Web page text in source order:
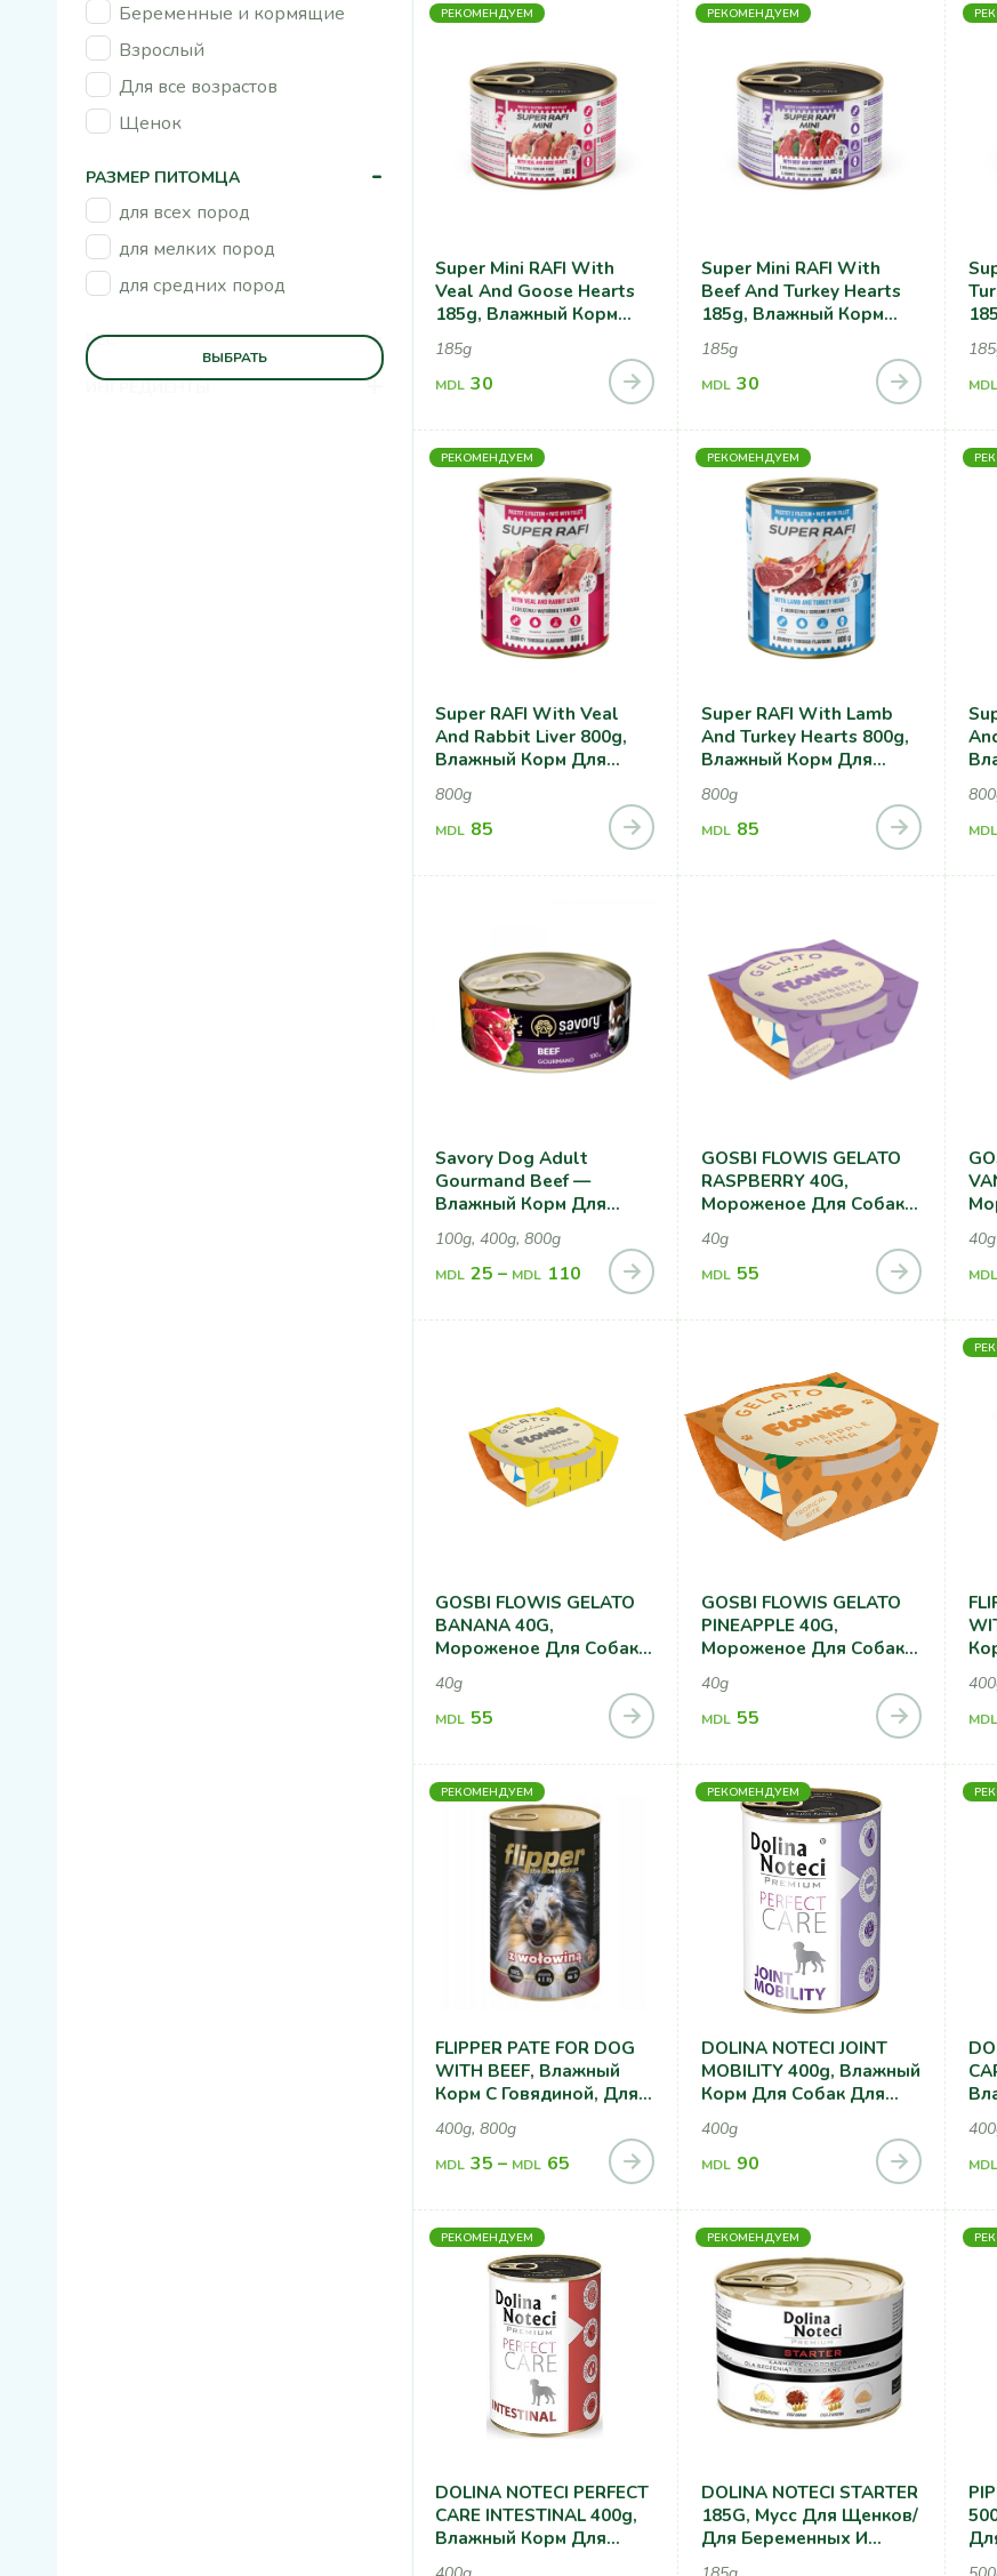
Беременные и кормящие
Взрослый
Для все возрастов
Щенок
РАЗМЕР ПИТОМЦА -
для всех пород
для мелких пород
для средних пород
ВЕС +
ИНГРЕДИЕНТЫ +
ВЫБРАТЬ
РЕКОМЕНДУЕМ
Super Mini RAFI With
Veal And Goose Hearts
185g, Влажный Корм
Для Собак С Телячьими
И Гусиными Сердцами
185g
MDL 30
РЕКОМЕНДУЕМ
Super Mini RAFI With
Beef And Turkey Hearts
185g, Влажный Корм
Для Собак С Говядиной
И Индюшачьими
Сердечками
185g
MDL 30 MDL
РЕКОМЕНДУЕМ
Super RAFI With Veal
And Rabbit Liver 800g,
Влажный Корм Для
Кроличьей Печенью
800g
MDL 85
РЕКОМЕНДУЕМ
Super RAFI With Lamb
And Turkey Hearts 800g,
Влажный Корм Для
Индюшачьими
Сердечками
800g
MDL 85 MDL
Savory Dog Adult
Gourmand Beef —
Влажный Корм Для
Собак С Говядиной
100g, 400g, 800g
MDL 25 – MDL 110
GOSBI FLOWIS GELATO
RASPBERRY 40G,
Мороженое Для Собак,
40g
MDL 55
40g
MDL
GOSBI FLOWIS GELATO
BANANA 40G,
Мороженое Для Собак,
Со Вкусом Банана
40g
MDL 55
GOSBI FLOWIS GELATO
PINEAPPLE 40G,
Мороженое Для Собак,
Со Вкусом Ананаса
40g
MDL 55 MDL
РЕКОМЕНДУЕМ
FLIPPER PATE FOR DOG
WITH BEEF, Влажный
Корм С Говядиной, Для
400g, 800g
MDL 35 – MDL 65
РЕКОМЕНДУЕМ
DOLINA NOTECI JOINT
MOBILITY 400g, Влажный
Корм Для Собак Для
Суставов
400g
MDL 90 MDL
РЕКОМЕНДУЕМ
DOLINA NOTECI PERFECT
CARE INTESTINAL 400g,
Влажный Корм Для
Собак При Нарушениях
РЕКОМЕНДУЕМ
DOLINA NOTECI STARTER
185G, Мусс Для Щенков/
Для Беременных И
Кормящих Собак
PIPER